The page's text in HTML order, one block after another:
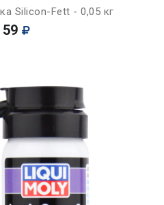
Silicon-Fett - 0,05 кг